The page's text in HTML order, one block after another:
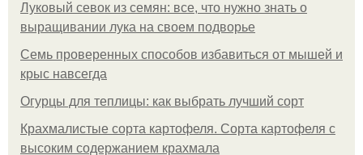
Луковый севок из семян: все, что нужно знать о
выращивании лука на своем подворье
Семь проверенных способов избавиться от мышей и
крыс навсегда
Огурцы для теплицы: как выбрать лучший сорт
Крахмалистые сорта картофеля. Сорта картофеля с
высоким содержанием крахмала